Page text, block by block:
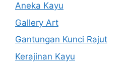
Aneka Kayu
Gallery Art
Gantungan Kunci Rajut
Kerajinan Kayu